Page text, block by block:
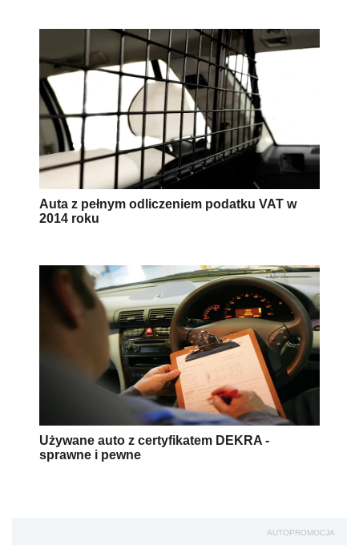
Auta z pełnym odliczeniem podatku VAT w
2014 roku
Używane auto z certyfikatem DEKRA -
sprawne i pewne
AUTOPROMOCJA